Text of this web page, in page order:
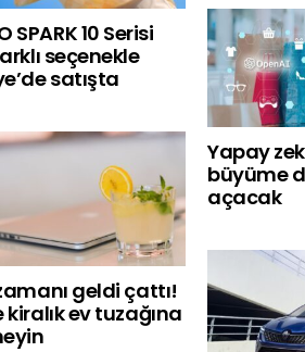
SPARK 10 Serisi
seçenekle
satışta
Yapay
büyüme
açacak
geldi çattı!
kiralık ev tuzağına